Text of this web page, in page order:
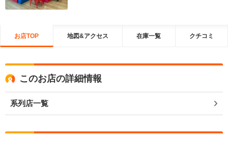
お店TOP 地図&アクセス 在庫一覧 クチコミ
このお店の詳細情報
系列店一覧